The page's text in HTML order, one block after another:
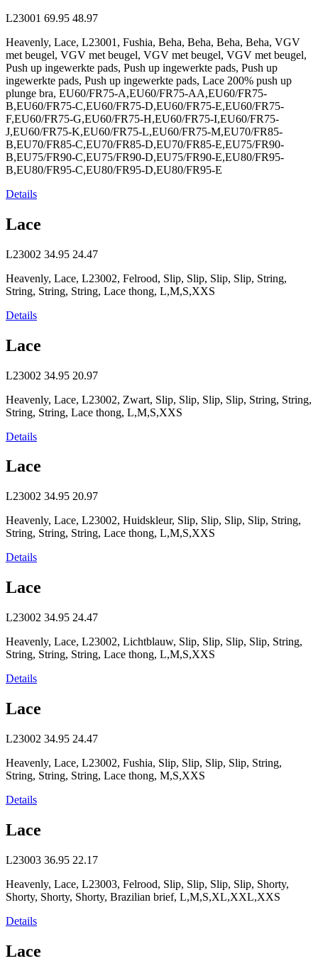
L23001 69.95 48.97
Heavenly, Lace, L23001, Fushia, Beha, Beha, Beha, Beha, VGV
met beugel, VGV met beugel, VGV met beugel, VGV met beugel,
Push up ingewerkte pads, Push up ingewerkte pads, Push up
ingewerkte pads, Push up ingewerkte pads, Lace 200% push up
plunge bra, EU60/FR75-A,EU60/FR75-AA,EU60/FR75-
B,EU60/FR75-C,EU60/FR75-D,EU60/FR75-E,EU60/FR75-
F,EU60/FR75-G,EU60/FR75-H,EU60/FR75-I,EU60/FR75-
J,EU60/FR75-K,EU60/FR75-L,EU60/FR75-M,EU70/FR85-
B,EU70/FR85-C,EU70/FR85-D,EU70/FR85-E,EU75/FR90-
B,EU75/FR90-C,EU75/FR90-D,EU75/FR90-E,EU80/FR95-
B,EU80/FR95-C,EU80/FR95-D,EU80/FR95-E
Details
Lace
L23002 34.95 24.47
Heavenly, Lace, L23002, Felrood, Slip, Slip, Slip, Slip, String,
String, String, String, Lace thong, L,M,S,XXS
Details
Lace
L23002 34.95 20.97
Heavenly, Lace, L23002, Zwart, Slip, Slip, Slip, Slip, String, String,
String, String, Lace thong, L,M,S,XXS
Details
Lace
L23002 34.95 20.97
Heavenly, Lace, L23002, Huidskleur, Slip, Slip, Slip, Slip, String,
String, String, String, Lace thong, L,M,S,XXS
Details
Lace
L23002 34.95 24.47
Heavenly, Lace, L23002, Lichtblauw, Slip, Slip, Slip, Slip, String,
String, String, String, Lace thong, L,M,S,XXS
Details
Lace
L23002 34.95 24.47
Heavenly, Lace, L23002, Fushia, Slip, Slip, Slip, Slip, String,
String, String, String, Lace thong, M,S,XXS
Details
Lace
L23003 36.95 22.17
Heavenly, Lace, L23003, Felrood, Slip, Slip, Slip, Slip, Shorty,
Shorty, Shorty, Shorty, Brazilian brief, L,M,S,XL,XXL,XXS
Details
Lace